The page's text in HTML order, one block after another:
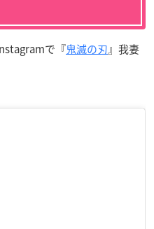
で『鬼滅の刃』我妻